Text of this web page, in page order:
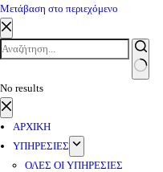
Μετάβαση στο περιεχόμενο
No results
ΑΡΧΙΚΗ
ΥΠΗΡΕΣΙΕΣ
ΟΛΕΣ ΟΙ ΥΠΗΡΕΣΙΕΣ